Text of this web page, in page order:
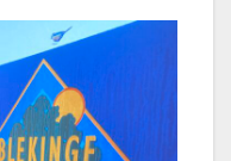
Genom att dela
med dig av dina
intressen och ditt
beteende när du
surfar ökar du
chansen att få se